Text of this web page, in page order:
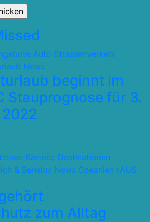
Auto Strassenverkehr
News
beginnt im
Stauprognose für 3.
Kartelle Destinationen
& Benelux News Ozeanien (AUS
zum Alltag